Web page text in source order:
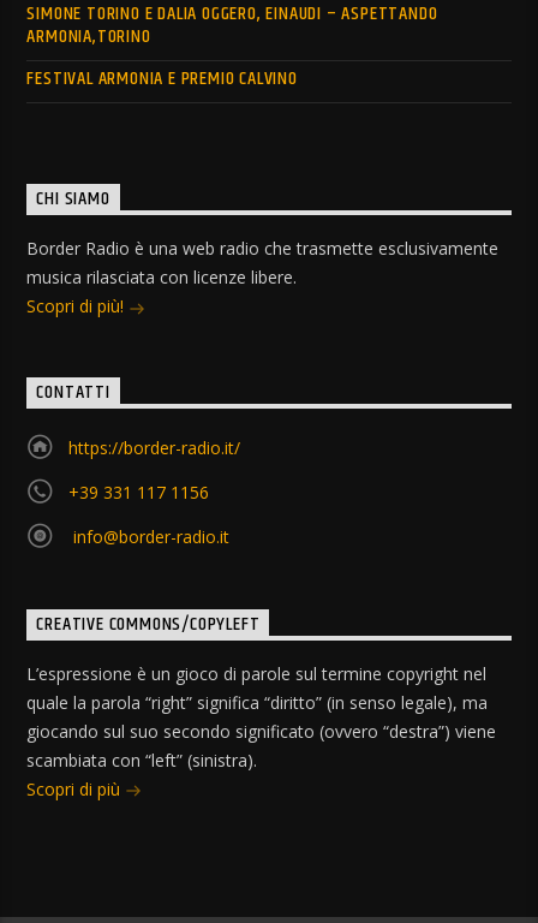
SIMONE TORINO E DALIA OGGERO, EINAUDI – ASPETTANDO
ARMONIA,TORINO
FESTIVAL ARMONIA E PREMIO CALVINO
CHI SIAMO
Border Radio è una web radio che trasmette esclusivamente
musica rilasciata con licenze libere.
Scopri di più!
CONTATTI
https://border-radio.it/
+39 331 117 1156
info@border-radio.it
CREATIVE COMMONS/COPYLEFT
L’espressione è un gioco di parole sul termine copyright nel
quale la parola “right” significa “diritto” (in senso legale), ma
giocando sul suo secondo significato (ovvero “destra”) viene
scambiata con “left” (sinistra).
Scopri di più